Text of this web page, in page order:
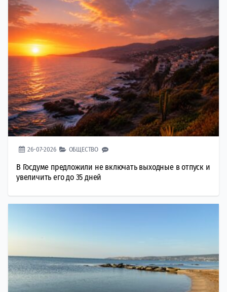
26-07-2026 ОБЩЕСТВО
В Госдуме предложили не включать выходные в отпуск и
увеличить его до 35 дней